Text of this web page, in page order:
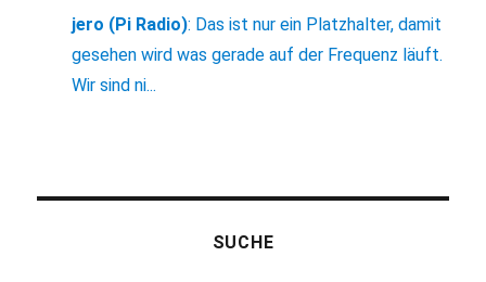
jero (Pi Radio): Das ist nur ein Platzhalter, damit
gesehen wird was gerade auf der Frequenz läuft.
Wir sind ni...
SUCHE